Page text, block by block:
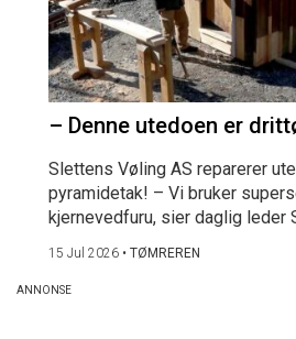
– Denne utedoen er
Slettens Vøling AS reparerer
pyramidetak! – Vi bruker
kjernevedfuru, sier daglig leder
15 Jul 2026 • TØMREREN